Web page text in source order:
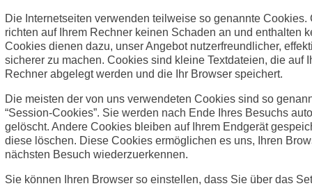
Die Internetseiten verwenden teilweise so genannte Cookies.
richten auf Ihrem Rechner keinen Schaden an und enthalten
Cookies dienen dazu, unser Angebot nutzerfreundlicher,
sicherer zu machen. Cookies sind kleine Textdateien, die auf
Rechner abgelegt werden und die Ihr Browser speichert.
Die meisten der von uns verwendeten Cookies sind so
“Session-Cookies”. Sie werden nach Ende Ihres Besuchs
gelöscht. Andere Cookies bleiben auf Ihrem Endgerät
diese löschen. Diese Cookies ermöglichen es uns, Ihren
nächsten Besuch wiederzuerkennen.
Sie können Ihren Browser so einstellen, dass Sie über das